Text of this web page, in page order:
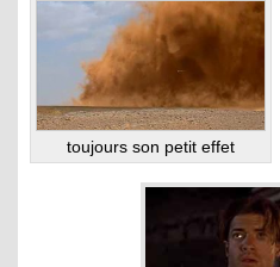
toujours son petit effet